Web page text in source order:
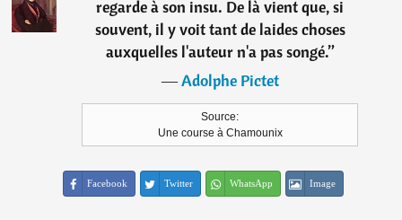
regarde à son insu. De là vient que, si
souvent, il y voit tant de laides choses
auxquelles l'auteur n'a pas songé.”
―Adolphe Pictet
Source:
Une course à Chamounix
Facebook Twitter WhatsApp Image